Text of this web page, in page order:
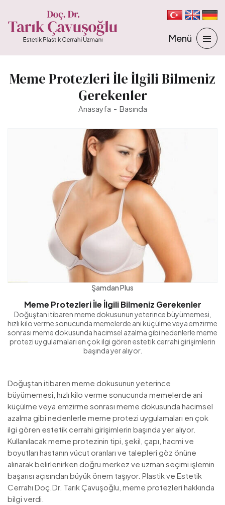
Meme Protezleri İle İlgili Bilmeniz
Gerekenler
Anasayfa Basında
Şamdan Plus
Meme Protezleri İle İlgili Bilmeniz Gerekenler
Doğuştan itibaren meme dokusunun yeterince büyümemesi,
hızlı kilo verme sonucunda memelerde ani küçülme veya emzirme
sonrası meme dokusunda hacimsel azalma gibi nedenlerle meme
protezi uygulamaları en çok ilgi gören estetik cerrahi girişimlerin
başında yer alıyor.
Doğuştan itibaren meme dokusunun yeterince
büyümemesi, hızlı kilo verme sonucunda memelerde ani
küçülme veya emzirme sonrası meme dokusunda hacimsel
azalma gibi nedenlerle meme protezi uygulamaları en çok
ilgi gören estetik cerrahi girişimlerin başında yer alıyor.
Kullanılacak meme protezinin tipi, şekil, çapı, hacmi ve
boyutları hastanın vücut oranları ve talepleri göz önüne
alınarak belirlenirken doğru merkez ve uzman seçimi işlemin
başarısı açısından büyük önem taşıyor. Plastik ve Estetik
Cerrahı Doç.Dr. Tarık Çavuşoğlu, meme protezleri hakkında
bilgi verdi.